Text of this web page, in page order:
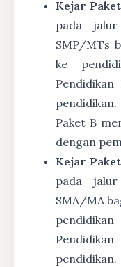
Kejar
pada
SMP/MTs
ke
Paket B
dengan
Kejar
pada
SMA/MA